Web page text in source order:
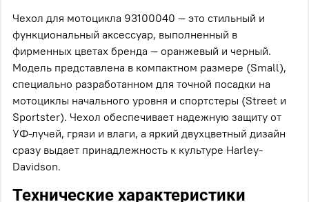
Чехол для мотоцикла 93100040 — это стильный и
функциональный аксессуар, выполненный в
фирменных цветах бренда — оранжевый и черный.
Модель представлена в компактном размере (Small),
специально разработанном для точной посадки на
мотоциклы начального уровня и спортстеры (Street и
Sportster). Чехол обеспечивает надежную защиту от
УФ-лучей, грязи и влаги, а яркий двухцветный дизайн
сразу выдает принадлежность к культуре Harley-
Davidson.
Технические характеристики